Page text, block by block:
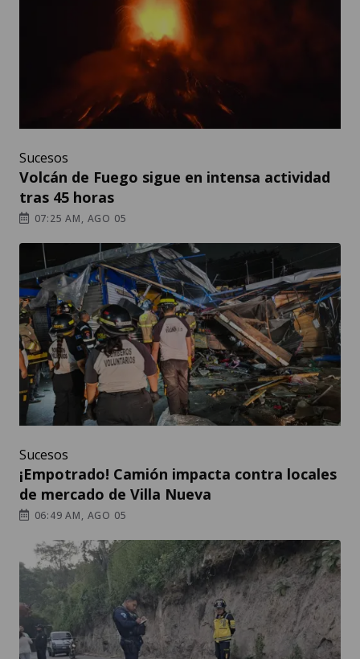
Sucesos
Volcán de Fuego sigue en intensa actividad
tras 45 horas
07:25 AM, AGO 05
Sucesos
¡Empotrado! Camión impacta contra locales
de mercado de Villa Nueva
06:49 AM, AGO 05